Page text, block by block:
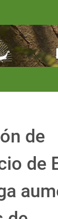
de
de